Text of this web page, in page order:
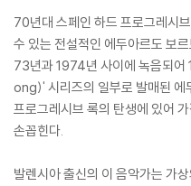
70년대 스페인 하드 프로그레시
수 있는 전설적인 에두아르도 보
73년과 1974년 사이에 녹음되
ong)' 시리즈의 일부로 발매된 에
프로그레시브 록의 탄생에 있어
손꼽힌다.
발렌시아 출신의 이 음악가는 가